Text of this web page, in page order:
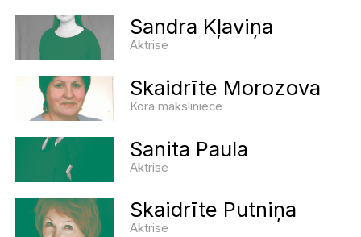
Sandra Kļaviņa
Aktrise
Skaidrīte Morozova
Kora māksliniece
Sanita Paula
Aktrise
Skaidrīte Putniņa
Aktrise